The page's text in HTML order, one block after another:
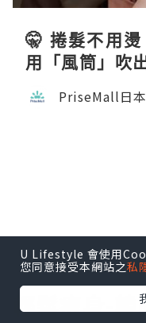
🤫 捲髮不用
用「風筒」吹
PriseMall日
女生
輕鬆瘦身-
U Lifestyle 會使用
您同意接受本網站之私